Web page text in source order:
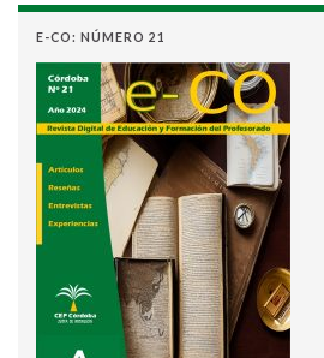
E-CO: NÚMERO 21